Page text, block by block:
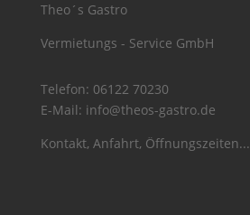
Theo´s Gastro
Vermietungs - Service GmbH
Telefon: 06122 70230
E-Mail: info@theos-gastro.de
Kontakt, Anfahrt, Öffnungszeiten...